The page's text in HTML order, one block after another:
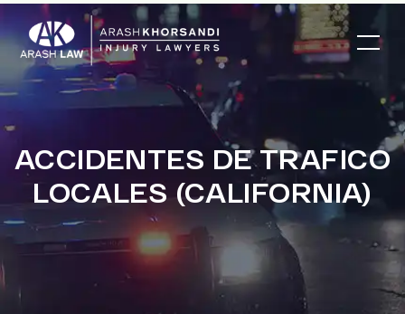
ACCIDENTES DE TRAFICO
LOCALES (CALIFORNIA)